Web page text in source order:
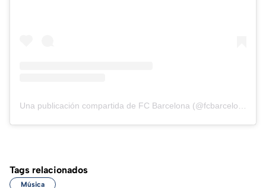
Tags relacionados
Música